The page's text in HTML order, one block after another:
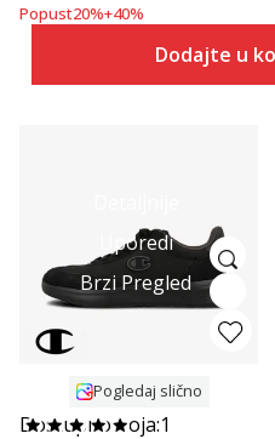
Popust20%+40%
Dodajte u
Uporedi
Brzi Pregled
Pogledaj slično
Dostupno boja:1